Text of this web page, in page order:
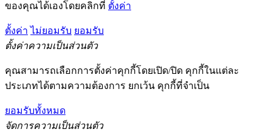
ของคุณได้เองโดยคลิกที่ ตั้งค่า
ตั้งค่า ไม่ยอมรับ ยอมรับ
ตั้งค่าความเป็นส่วนตัว
คุณสามารถเลือกการตั้งค่าคุกกี้โดยเปิด/ปิด คุกกี้ในแต่ละ
ประเภทได้ตามความต้องการ ยกเว้น คุกกี้ที่จำเป็น
ยอมรับทั้งหมด
จัดการความเป็นส่วนตัว